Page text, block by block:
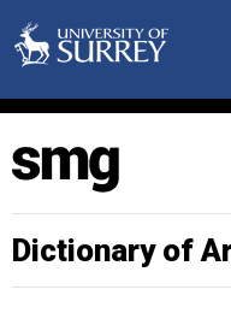
Dictionary of